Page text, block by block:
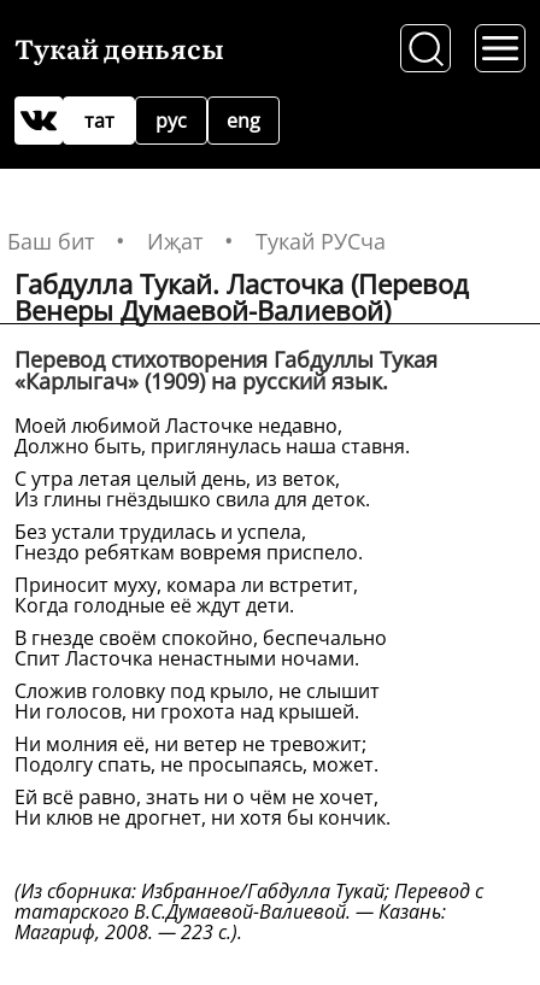
Тукай дөньясы
рус
тат eng
Баш бит Иҗат Тукай РУСча
Габдулла Тукай. Ласточка (Перевод
Венеры Думаевой-Валиевой)
Перевод стихотворения Габдуллы Тукая
«Карлыгач» (1909) на русский язык.
Моей любимой Ласточке недавно,
Должно быть, приглянулась наша ставня.
С утра летая целый день, из веток,
Из глины гнёздышко свила для деток.
Без устали трудилась и успела,
Гнездо ребяткам вовремя приспело.
Приносит муху, комара ли встретит,
Когда голодные её ждут дети.
В гнезде своём спокойно, беспечально
Спит Ласточка ненастными ночами.
Сложив головку под крыло, не слышит
Ни голосов, ни грохота над крышей.
Ни молния её, ни ветер не тревожит;
Подолгу спать, не просыпаясь, может.
Ей всё равно, знать ни о чём не хочет,
Ни клюв не дрогнет, ни хотя бы кончик.
(Из сборника: Избранное/Габдулла Тукай; Перевод с
татарского В.С.Думаевой-Валиевой. — Казань:
Магариф, 2008. — 223 с.).